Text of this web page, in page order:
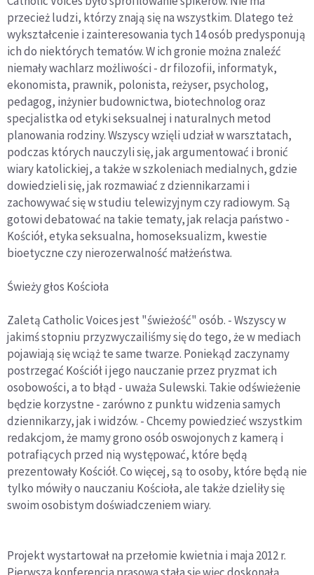
przecież ludzi, którzy znają się na wszystkim. Dlatego też
wykształcenie i zainteresowania tych 14 osób predysponują
ich do niektórych tematów. W ich gronie można znaleźć
niemały wachlarz możliwości - dr filozofii, informatyk,
ekonomista, prawnik, polonista, reżyser, psycholog,
pedagog, inżynier budownictwa, biotechnolog oraz
specjalistka od etyki seksualnej i naturalnych metod
planowania rodziny. Wszyscy wzięli udział w warsztatach,
podczas których nauczyli się, jak argumentować i bronić
wiary katolickiej, a także w szkoleniach medialnych, gdzie
dowiedzieli się, jak rozmawiać z dziennikarzami i
zachowywać się w studiu telewizyjnym czy radiowym. Są
gotowi debatować na takie tematy, jak relacja państwo -
Kościół, etyka seksualna, homoseksualizm, kwestie
bioetyczne czy nierozerwalność małżeństwa.
Świeży głos Kościoła
Zaletą Catholic Voices jest "świeżość" osób. - Wszyscy w
jakimś stopniu przyzwyczailiśmy się do tego, że w mediach
pojawiają się wciąż te same twarze. Poniekąd zaczynamy
postrzegać Kościół i jego nauczanie przez pryzmat ich
osobowości, a to błąd - uważa Sulewski. Takie odświeżenie
będzie korzystne - zarówno z punktu widzenia samych
dziennikarzy, jak i widzów. - Chcemy powiedzieć wszystkim
redakcjom, że mamy grono osób oswojonych z kamerą i
potrafiących przed nią występować, które będą
prezentowały Kościół. Co więcej, są to osoby, które będą nie
tylko mówiły o nauczaniu Kościoła, ale także dzieliły się
swoim osobistym doświadczeniem wiary.
Projekt wystartował na przełomie kwietnia i maja 2012 r.